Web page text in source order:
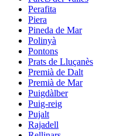
Perafita
Piera
Pineda de Mar
Polinyà
Pontons
Prats de Lluçanès
Premià de Dalt
Premià de Mar
Puigdàlber
Puig-reig
Pujalt
Rajadell